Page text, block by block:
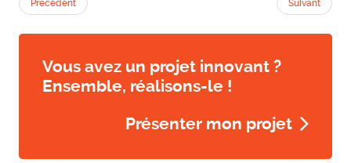
Précédent Suivant
Vous avez un projet innovant ?
Ensemble, réalisons-le !
Présenter mon projet